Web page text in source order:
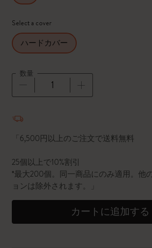
Select a cover
ハードカバー
数量
「6,500円以上のご注文で送料無料
25個以上で10%割引
*最大200個。同一商品にのみ適用。他
ョンは除外されます。」
カートに追加する